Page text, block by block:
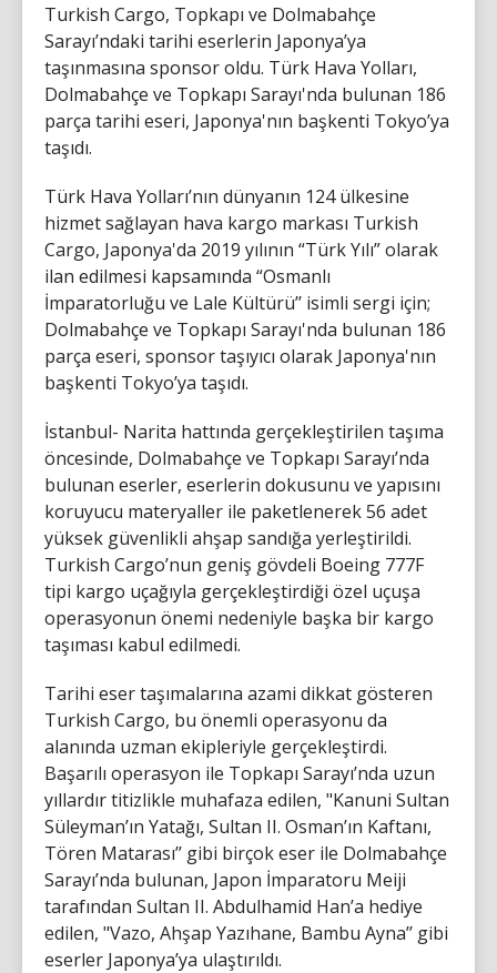
Turkish Cargo, Topkapı ve Dolmabahçe
Sarayı’ndaki tarihi eserlerin Japonya’ya
taşınmasına sponsor oldu. Türk Hava Yolları,
Dolmabahçe ve Topkapı Sarayı'nda bulunan 186
parça tarihi eseri, Japonya'nın başkenti Tokyo’ya
taşıdı.
Türk Hava Yolları’nın dünyanın 124 ülkesine
hizmet sağlayan hava kargo markası Turkish
Cargo, Japonya'da 2019 yılının “Türk Yılı” olarak
ilan edilmesi kapsamında “Osmanlı
İmparatorluğu ve Lale Kültürü’’ isimli sergi için;
Dolmabahçe ve Topkapı Sarayı'nda bulunan 186
parça eseri, sponsor taşıyıcı olarak Japonya'nın
başkenti Tokyo’ya taşıdı.
İstanbul- Narita hattında gerçekleştirilen taşıma
öncesinde, Dolmabahçe ve Topkapı Sarayı’nda
bulunan eserler, eserlerin dokusunu ve yapısını
koruyucu materyaller ile paketlenerek 56 adet
yüksek güvenlikli ahşap sandığa yerleştirildi.
Turkish Cargo’nun geniş gövdeli Boeing 777F
tipi kargo uçağıyla gerçekleştirdiği özel uçuşa
operasyonun önemi nedeniyle başka bir kargo
taşıması kabul edilmedi.
Tarihi eser taşımalarına azami dikkat gösteren
Turkish Cargo, bu önemli operasyonu da
alanında uzman ekipleriyle gerçekleştirdi.
Başarılı operasyon ile Topkapı Sarayı’nda uzun
yıllardır titizlikle muhafaza edilen, "Kanuni Sultan
Süleyman’ın Yatağı, Sultan II. Osman’ın Kaftanı,
Tören Matarası’’ gibi birçok eser ile Dolmabahçe
Sarayı’nda bulunan, Japon İmparatoru Meiji
tarafından Sultan II. Abdulhamid Han’a hediye
edilen, "Vazo, Ahşap Yazıhane, Bambu Ayna’’ gibi
eserler Japonya’ya ulaştırıldı.